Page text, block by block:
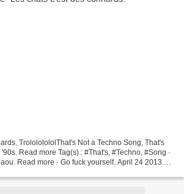
TrolololololThat's Not a Techno Song, That's
Read more Tag(s) : #That's, #Techno, #Song ·
Read more · Go fuck yourself. April 24 2013.